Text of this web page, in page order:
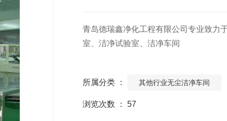
青岛德瑞鑫净化工程有限公司专业致力
室、洁净试验室、洁净车间
所属分类 ： 其他行业无尘洁净车间
浏览次数 ： 57